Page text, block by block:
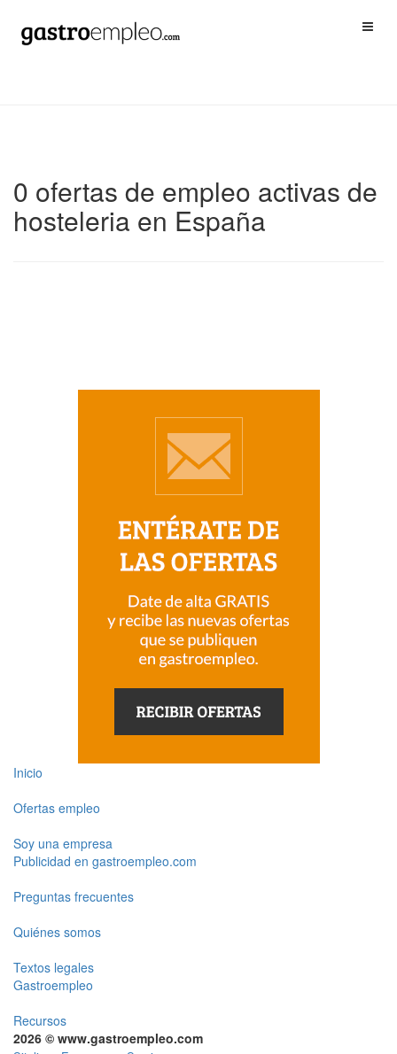
0 ofertas de empleo activas de
hosteleria en España
Inicio
Ofertas empleo
Soy una empresa
Publicidad en gastroempleo.com
Preguntas frecuentes
Quiénes somos
Textos legales
Gastroempleo
Recursos
2026 © www.gastroempleo.com